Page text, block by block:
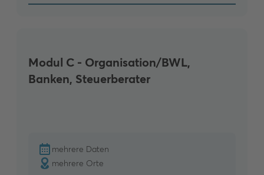
Modul C - Organisation/BWL,
Banken, Steuerberater
mehrere Daten
mehrere Orte